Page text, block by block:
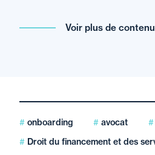
Voir plus de
onboarding avocat
Droit du financement et des